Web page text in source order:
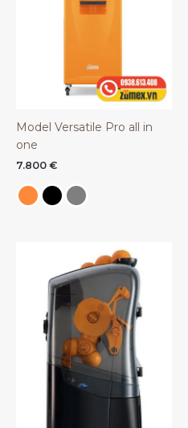
Model Versatile Pro all in
one
7.800 €